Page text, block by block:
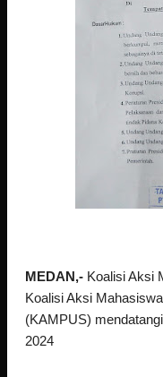
MEDAN,- Koalisi Aksi
Koalisi Aksi
(KAMPUS)
2024